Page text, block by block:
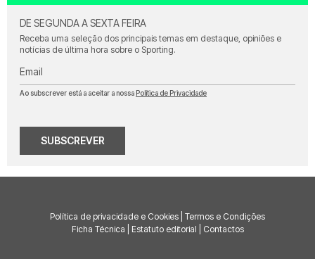
DE SEGUNDA A SEXTA FEIRA
Receba uma seleção dos principais temas em destaque, opiniões e
notícias de última hora sobre o Sporting.
Email
Ao subscrever está a aceitar a nossa Política de Privacidade
SUBSCREVER
Política de privacidade e Cookies Termos e Condições
Ficha Técnica
Estatuto editorial Contactos